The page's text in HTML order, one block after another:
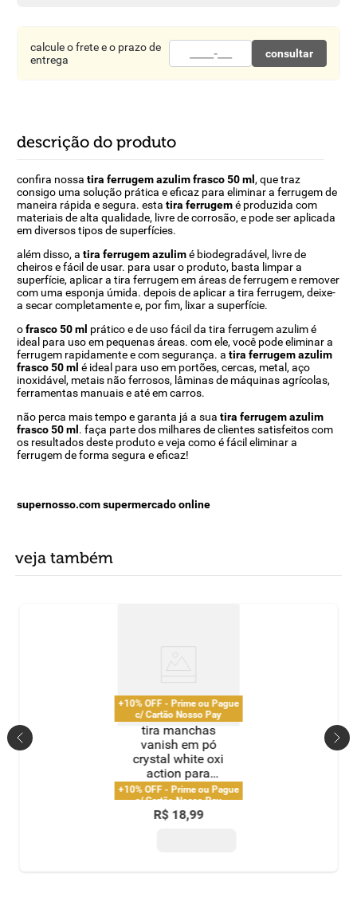
calcule o frete e o prazo de
entrega
consultar
descrição do produto
confira nossa tira ferrugem azulim frasco 50 ml , que traz
consigo uma solução prática e eficaz para eliminar a ferrugem de
maneira rápida e segura. esta tira ferrugemé produzida com
materiais de alta qualidade, livre de corrosão, e pode ser aplicada
em diversos tipos de superfícies.
além disso, a tira ferrugem azulimé biodegradável, livre de
cheiros e fácil de usar. para usar o produto, basta limpar a
superfície, aplicar a tira ferrugem em áreas de ferrugem e remover
com uma esponja úmida. depois de aplicar a tira ferrugem, deixe-
a secar completamente e, por fim, lixar a superfície.
ofrasco 50 ml prático e de uso fácil da tira ferrugem azulim é
ideal para uso em pequenas áreas. com ele, você pode eliminar a
ferrugem rapidamente e com segurança. a tira ferrugem azulim
frasco 50 ml é ideal para uso em portões, cercas, metal, aço
inoxidável, metais não ferrosos, lâminas de máquinas agrícolas,
ferramentas manuais e até em carros.
não perca mais tempo e garanta já a sua tira ferrugem azulim
frasco 50 ml . faça parte dos milhares de clientes satisfeitos com
os resultados deste produto e veja como é fácil eliminar a
ferrugem de forma segura e eficaz!
supernosso.com supermercado online
veja também
+10% OFF - Prime ou Pague
c/ Cartão Nosso Pay
tira manchas
vanish em pó
crystal white oxi
action para
roupas brancas
refil econômico
240g
+10% OFF - Prime ou Pague
c/ Cartão Nosso Pay
R$ 18,99
10º chocolate